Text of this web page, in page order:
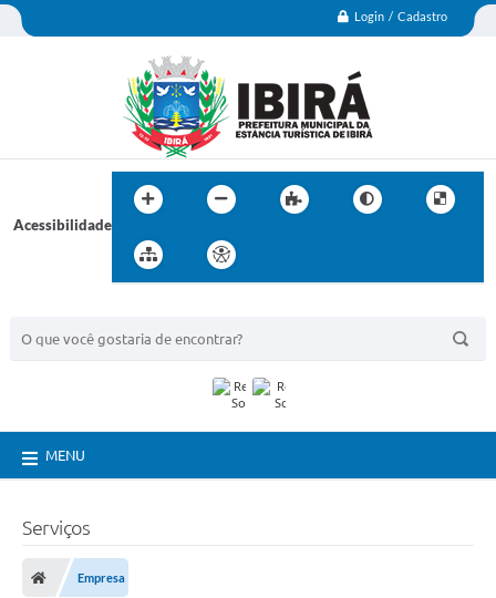
Login / Cadastro
Acessibilidade
MENU
Serviços
Empresa